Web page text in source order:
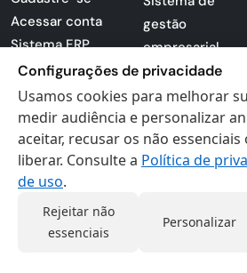
Acessar conta
Sistema ERP
Apresentação
PDF
Loja -
Certificados
Digitais
gestão
empresarial
Sistema para
lojas
Preferências de
cookies
Politica de
Configurações de privacidade
Usamos cookies para melhorar
medir audiência e personalizar
aceitar, recusar os não
liberar. Consulte a Política de
de uso.
Rejeitar não
essenciais
Personalizar